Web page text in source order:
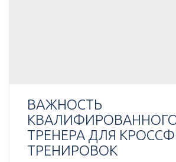
ВАЖНОСТЬ
ТРЕНЕРА ДЛЯ
ТРЕНИРОВОК